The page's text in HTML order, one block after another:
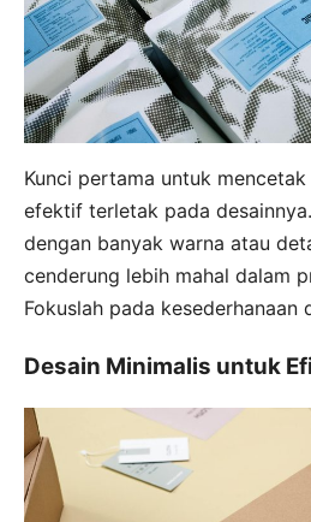
Kunci pertama untuk
efektif terletak pada
dengan banyak warna atau
cenderung lebih mahal dalam
Fokuslah pada kesederhanaan
Desain Minimalis untuk